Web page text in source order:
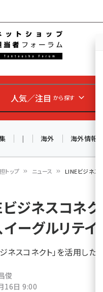
人気／注目 から探す
| 海外 海外情報
トップ ニュース LINEビジネス
ジネスコネ
イーグルリテイ
ネスコネクト」を活用し
俊
16日 9:00